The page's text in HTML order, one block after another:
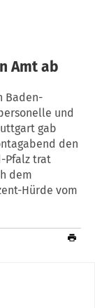
Amt ab
Baden-
und
gab
den
Pfalz trat
dem
Hürde vom